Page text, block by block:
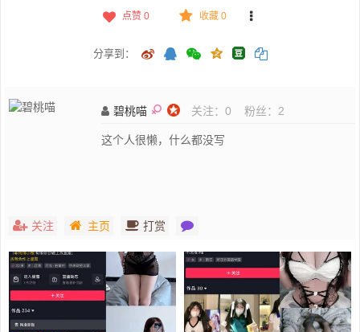
点赞 0 收藏 0
分享到：
碧桃喵 关注： 0 粉丝： 2
这个人很懒，什么都没写
关注 主页 打赏